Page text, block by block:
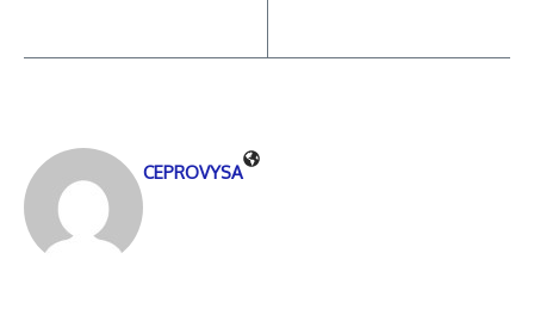
CEPROVYSA